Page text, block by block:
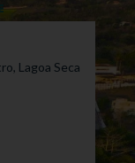
Lagoa Seca